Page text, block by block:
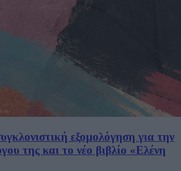
εξομολόγηση για την
της και το νέο βιβλίο «Ελένη